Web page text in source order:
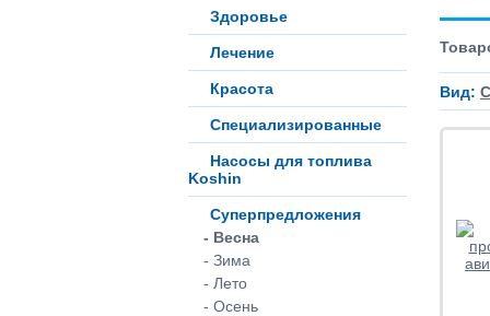
Здоровье
Лечение
Красота
Специализированные
Насосы для топлива
Koshin
Суперпредложения
- Весна
- Зима
- Лето
- Осень
Вид: